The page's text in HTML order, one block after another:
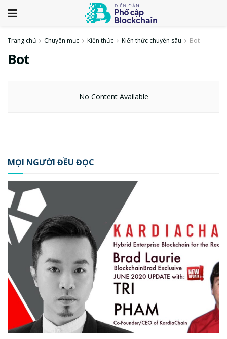
Trang chủ Chuyên mục Kiến thức Kiến thức chuyên sâu Bot
Bot
No Content Available
MỌI NGƯỜI ĐỀU ĐỌC